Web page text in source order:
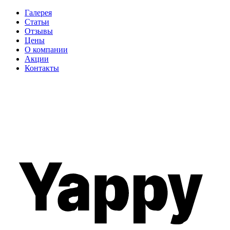
Галерея
Статьи
Отзывы
Цены
О компании
Акции
Контакты